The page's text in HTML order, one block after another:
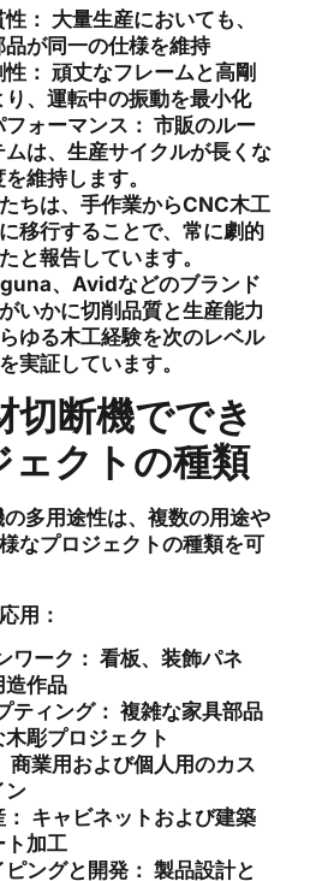
： 大量生産においても、
が同一の仕様を維持
： 頑丈なフレームと高剛
、運転中の振動を最小化
ォーマンス： 市販のルー
ムは、生産サイクルが長くな
維持します。
ちは、手作業からCNC木工
移行することで、常に劇的
と報告しています。
、Avidなどのブランド
いかに切削品質と生産能力
ゆる木工経験を次のレベル
実証しています。
切断機ででき
ェクトの種類
多用途性は、複数の用途や
なプロジェクトの種類を可
用：
ワーク： 看板、装飾パネ
造作品
ティング： 複雑な家具部品
木彫プロジェクト
商業用および個人用のカス
ン
キャビネットおよび建築
ト加工
ングと開発： 製品設計と